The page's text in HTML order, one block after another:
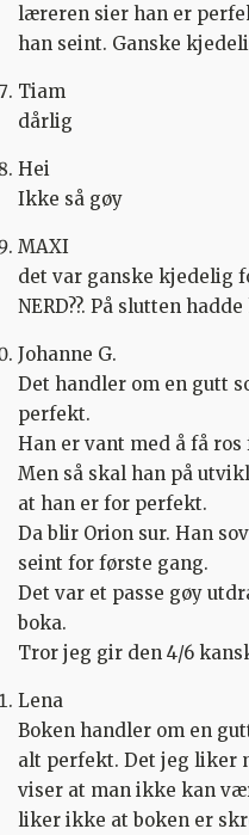
læreren sier han er
han seint. Ganske
Tiam
dårlig
Hei
Ikke så gøy
MAXI
det var ganske kjedelig
NERD??. På slutten
Johanne G.
Det handler om en gutt
perfekt.
Han er vant med å få
Men så skal han på
at han er for perfekt.
Da blir Orion sur. Han
seint for første gang.
Det var et passe gøy
boka.
Tror jeg gir den 4/6
Lena
Boken handler om en
alt perfekt. Det jeg liker
viser at man ikke kan
liker ikke at boken er